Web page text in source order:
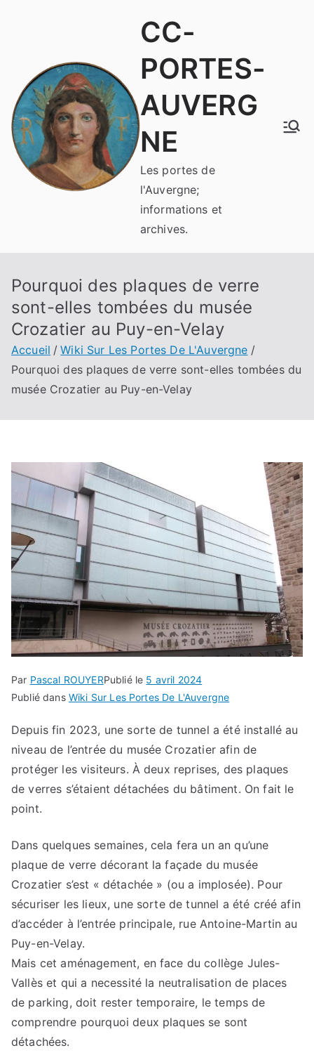
CC-
PORTES-
AUVERG
NE
Les portes de
l'Auvergne;
informations et
archives.
Pourquoi des plaques de verre
sont-elles tombées du musée
Crozatier au Puy-en-Velay
Accueil
Wiki Sur Les Portes De L'Auvergne
Pourquoi des plaques de verre sont-elles tombées du
musée Crozatier au Puy-en-Velay
Par Pascal ROUYERPublié le 5 avril 2024
Publié dans Wiki Sur Les Portes De L'Auvergne
Depuis fin 2023, une sorte de tunnel a été installé au
niveau de l’entrée du musée Crozatier afin de
protéger les visiteurs. À deux reprises, des plaques
de verres s’étaient détachées du bâtiment. On fait le
point.
Dans quelques semaines, cela fera un an qu’une
plaque de verre décorant la façade du musée
Crozatier s’est « détachée » (ou a implosée). Pour
sécuriser les lieux, une sorte de tunnel a été créé afin
d’accéder à l’entrée principale, rue Antoine-Martin au
Puy-en-Velay.
Mais cet aménagement, en face du collège Jules-
Vallès et qui a necessité la neutralisation de places
de parking, doit rester temporaire, le temps de
comprendre pourquoi deux plaques se sont
détachées.